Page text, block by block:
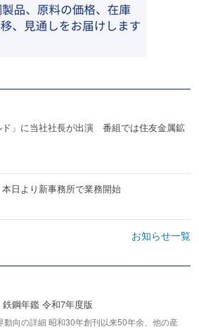
ド」に当社社長が出演 番組では住友金属鉱
日より新事務所で業務開始
お知らせ一覧
鉄鋼年鑑 令和7年度版
動向の詳細 昭和30年創刊以来50年余、他の産